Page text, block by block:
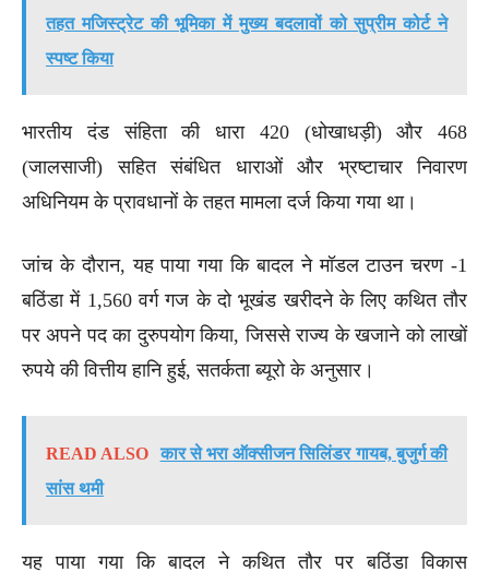
तहत मजिस्ट्रेट की भूमिका में मुख्य बदलावों को सुप्रीम कोर्ट ने
स्पष्ट किया
भारतीय दंड संहिता की धारा 420 (धोखाधड़ी) और 468
(जालसाजी) सहित संबंधित धाराओं और भ्रष्टाचार निवारण
अधिनियम के प्रावधानों के तहत मामला दर्ज किया गया था।
जांच के दौरान, यह पाया गया कि बादल ने मॉडल टाउन चरण -1
बठिंडा में 1,560 वर्ग गज के दो भूखंड खरीदने के लिए कथित तौर
पर अपने पद का दुरुपयोग किया, जिससे राज्य के खजाने को लाखों
रुपये की वित्तीय हानि हुई, सतर्कता ब्यूरो के अनुसार।
READ ALSO
कार से भरा ऑक्सीजन सिलिंडर गायब, बुजुर्ग की
सांस थमी
यह पाया गया कि बादल ने कथित तौर पर बठिंडा विकास